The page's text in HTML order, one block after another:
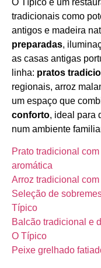
tradicionais como
antigos e madeira
preparadas,
as casas antigas
linha: pratos
regionais, arroz
um espaço que
conforto, ideal para
num ambiente
Prato tradicional
aromática
Arroz tradicional
Seleção de
Típico
Balcão tradicional e
O Típico
Peixe grelhado
Horário de